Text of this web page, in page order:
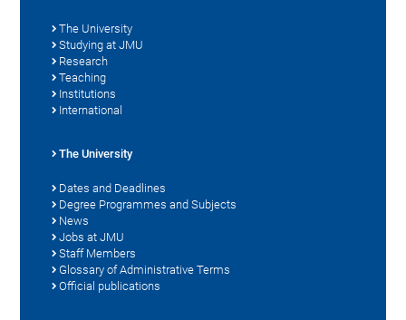
The University
Studying at JMU
Research
Teaching
Institutions
International
The University
Dates and Deadlines
Degree Programmes and Subjects
News
Jobs at JMU
Staff Members
Glossary of Administrative Terms
Official publications